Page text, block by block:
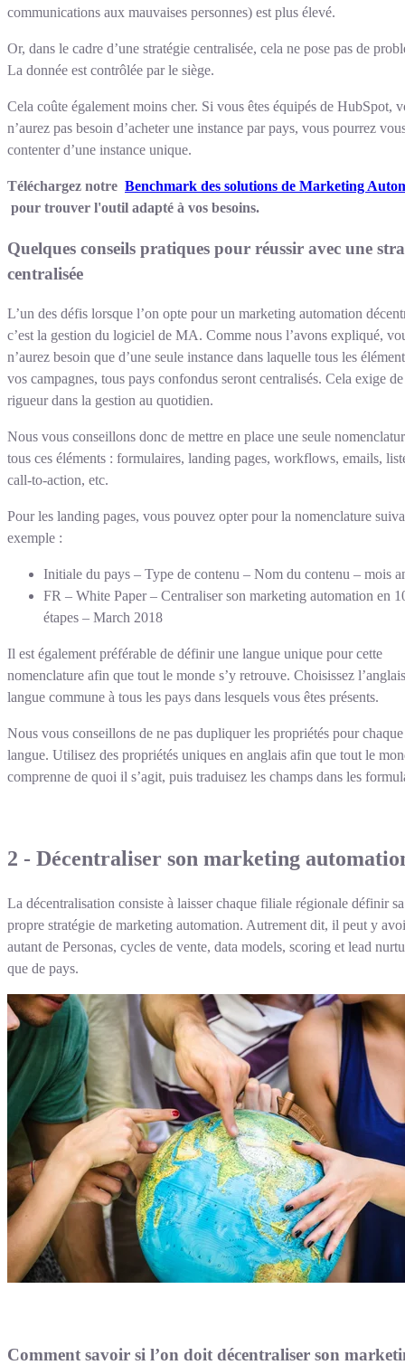
communications aux mauvaises personnes) est plus élevé.
Or, dans le cadre d’une stratégie centralisée, cela ne pose pas de
La donnée est contrôlée par le siège.
Cela coûte également moins cher. Si vous êtes équipés de HubSpot,
n’aurez pas besoin d’acheter une instance par pays, vous pourrez
contenter d’une instance unique.
Téléchargez notre Benchmark des solutions de Marketing
pour trouver l'outil adapté à vos besoins.
Quelques conseils pratiques pour réussir avec une
centralisée
L’un des défis lorsque l’on opte pour un marketing automation
c’est la gestion du logiciel de MA. Comme nous l’avons expliqué,
n’aurez besoin que d’une seule instance dans laquelle tous les
vos campagnes, tous pays confondus seront centralisés. Cela exige
rigueur dans la gestion au quotidien.
Nous vous conseillons donc de mettre en place une seule
tous ces éléments : formulaires, landing pages, workflows, emails,
call-to-action, etc.
Pour les landing pages, vous pouvez opter pour la nomenclature
exemple :
Initiale du pays – Type de contenu – Nom du contenu – mois
FR – White Paper – Centraliser son marketing automation en
étapes – March 2018
Il est également préférable de définir une langue unique pour cette
nomenclature afin que tout le monde s’y retrouve. Choisissez
langue commune à tous les pays dans lesquels vous êtes présents.
Nous vous conseillons de ne pas dupliquer les propriétés pour chaque
langue. Utilisez des propriétés uniques en anglais afin que tout le
comprenne de quoi il s’agit, puis traduisez les champs dans les
2 - Décentraliser son marketing
La décentralisation consiste à laisser chaque filiale régionale définir sa
propre stratégie de marketing automation. Autrement dit, il peut y
autant de Personas, cycles de vente, data models, scoring et lead
que de pays.
Comment savoir si l’on doit décentraliser son